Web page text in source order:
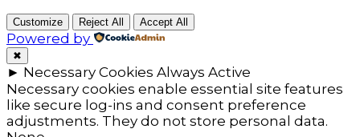
Customize Reject All Accept All
Powered by
✖
► Necessary Cookies Always Active
Necessary cookies enable essential site features
like secure log-ins and consent preference
adjustments. They do not store personal data.